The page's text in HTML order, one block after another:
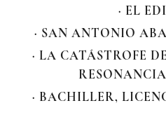
· EL
· SAN ANTONIO
· LA CATÁSTROFE
· BACHILLER,